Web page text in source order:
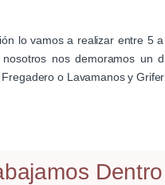
lo vamos a realizar entre 5
nosotros nos demoramos un
o Lavamanos y